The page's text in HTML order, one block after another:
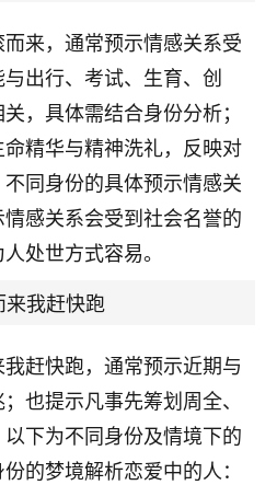
来，通常预示情感关系受
出行、考试、生育、创
，具体需结合身份分析；
精华与精神洗礼，反映对
同身份的具体预示情感关
感关系会受到社会名誉的
处世方式容易。
来我赶快跑
赶快跑，通常预示近期与
也提示凡事先筹划周全、
下为不同身份及情境下的
的梦境解析恋爱中的人：
19
年，生意屡屡受挫，店开一家关
，生意好的就出事。前些年攒的
倒霉！我也想找人看看到底怎么
师看看，人有时不服命不行
做餐饮的，生意不算大，但
业日子，哪哪都看了，虽然
我家生意还可以，前几天又
库，希望财运更好一点！
18